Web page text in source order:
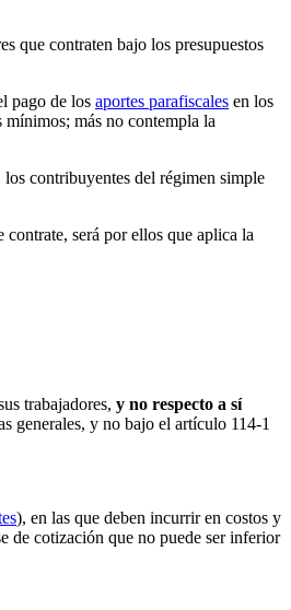
que contraten bajo los presupuestos
pago de los aportes parafiscales en los
más no contempla la
contribuyentes del régimen simple
será por ellos que aplica la
trabajadores, y no respecto a sí
generales, y no bajo el artículo 114-1
), en las que deben incurrir en costos y
de cotización que no puede ser inferior